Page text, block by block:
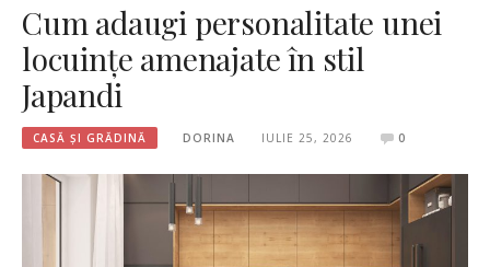
Cum adaugi personalitate unei
locuințe amenajate în stil
Japandi
CASĂ ȘI GRĂDINĂ DORINA IULIE 25, 2026 0